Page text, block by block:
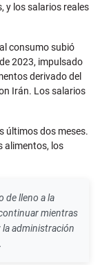
y los salarios reales
consumo subió
2023, impulsado
derivado del
Irán. Los salarios
últimos dos meses.
alimentos, los
de lleno a la
mientras
la administración